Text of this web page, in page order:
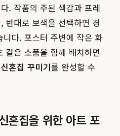
. 작품의 주된 색감과 프레
반대로 보색을 선택하면 경
다. 포스터 주변에 작은 화
같은 소품을 함께 배치하면
신혼집 꾸미기를 완성할 수
혼집을 위한 아트 포